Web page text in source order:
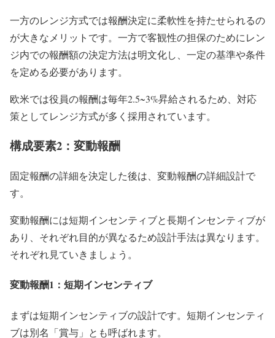
一方のレンジ方式では報酬決定に柔軟性を持たせられるの
が大きなメリットです。一方で客観性の担保のためにレン
ジ内での報酬額の決定方法は明文化し、一定の基準や条件
を定める必要があります。
欧米では役員の報酬は毎年2.5~3%昇給されるため、対応
策としてレンジ方式が多く採用されています。
構成要素2：変動報酬
固定報酬の詳細を決定した後は、変動報酬の詳細設計で
す。
変動報酬には短期インセンティブと長期インセンティブが
あり、それぞれ目的が異なるため設計手法は異なります。
それぞれ見ていきましょう。
変動報酬1：短期インセンティブ
まずは短期インセンティブの設計です。短期インセンティ
ブは別名「賞与」とも呼ばれます。